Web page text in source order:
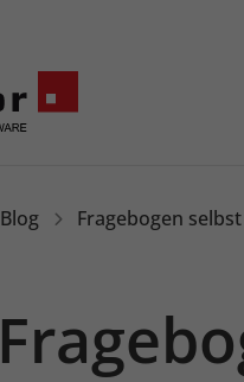
Blog Fragebogen